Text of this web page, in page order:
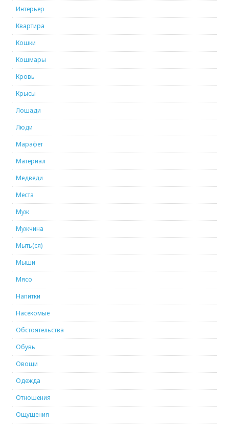
Интерьер
Квартира
Кошки
Кошмары
Кровь
Крысы
Лошади
Люди
Марафет
Материал
Медведи
Места
Муж
Мужчина
Мыть(ся)
Мыши
Мясо
Напитки
Насекомые
Обстоятельства
Обувь
Овощи
Одежда
Отношения
Ощущения